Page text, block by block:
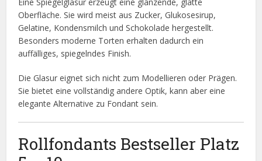
Oberfläche. Sie wird meist aus Zucker, Glukosesirup,
Gelatine, Kondensmilch und Schokolade hergestellt.
Besonders moderne Torten erhalten dadurch ein
auffälliges, spiegelndes Finish.
Die Glasur eignet sich nicht zum Modellieren oder Prägen.
Sie bietet eine vollständig andere Optik, kann aber eine
elegante Alternative zu Fondant sein.
Rollfondants Bestseller Platz